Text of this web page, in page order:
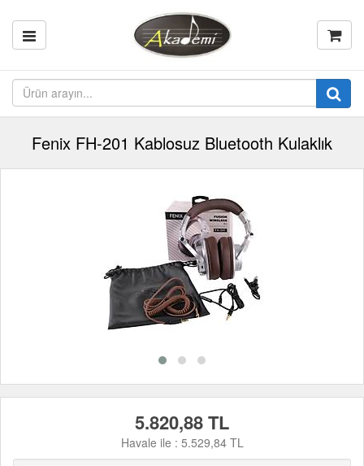
Fenix FH-201 Kablosuz Bluetooth Kulaklık
5.820,88 TL
Havale ile : 5.529,84 TL